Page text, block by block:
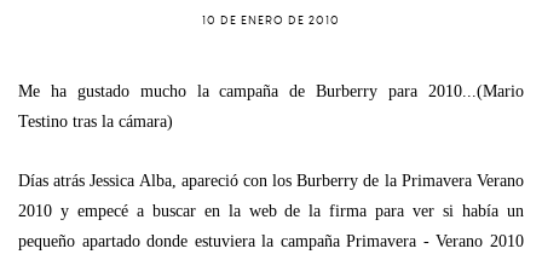
10 DE ENERO DE 2010
Me ha gustado mucho la campaña de Burberry para 2010...(Mario
Testino tras la cámara)
Días atrás Jessica Alba, apareció con los Burberry de la Primavera Verano
2010 y empecé a buscar en la web de la firma para ver si había un
pequeño apartado donde estuviera la campaña Primavera - Verano 2010